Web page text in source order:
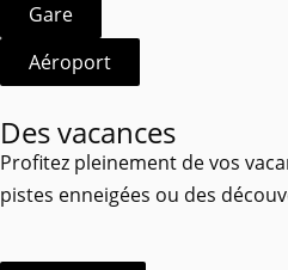
Gare
Aéroport
Des vacances
Profitez pleinement de vos
pistes enneigées ou des